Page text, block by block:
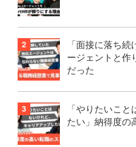
「面接に落ち
ージェントと作
だった
「やりたいこ
たい」納得度の